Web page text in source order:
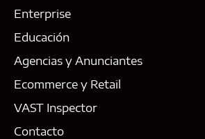
Enterprise
Educación
Agencias y Anunciantes
Ecommerce y Retail
VAST Inspector
Contacto